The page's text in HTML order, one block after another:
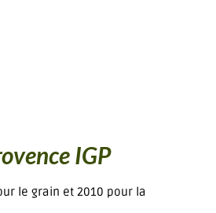
IGP
le grain et 2010 pour la